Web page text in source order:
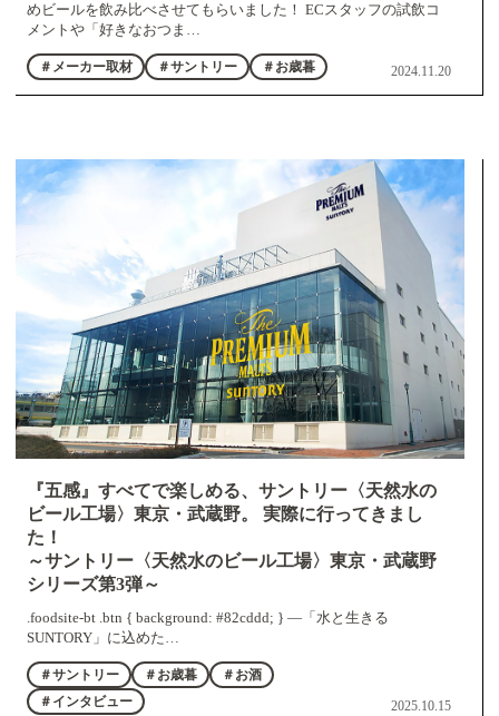
めビールを飲み比べさせてもらいました！ ECスタッフの試飲コ
メントや「好きなおつま…
＃メーカー取材 ＃サントリー ＃お歳暮 2024.11.20
『五感』すべてで楽しめる、サントリー〈天然水の
ビール工場〉東京・武蔵野。 実際に行ってきまし
た！
～サントリー〈天然水のビール工場〉東京・武蔵野
シリーズ第3弾～
.foodsite-bt .btn { background: #82cddd; } ―「水と生きる
SUNTORY」に込めた…
＃サントリー ＃お歳暮
＃お酒
＃インタビュー
2025.10.15